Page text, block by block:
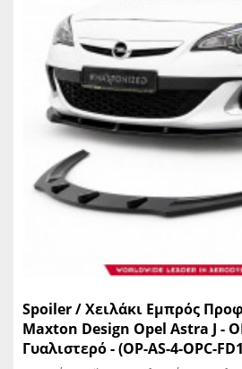
Spoiler / Χειλάκι Εμπρός
Maxton Design Opel Astra J -
Γυαλιστερό - (OP-AS-4-OPC-